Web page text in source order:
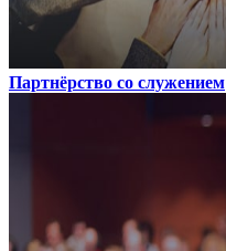
Партнёрство со служением